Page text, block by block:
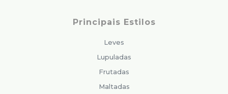
Principais Estilos
Leves
Lupuladas
Frutadas
Maltadas